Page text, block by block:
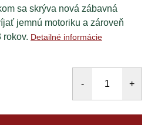
sa skrýva nová zábavná
jemnú motoriku a zároveň
rokov. Detailné informácie